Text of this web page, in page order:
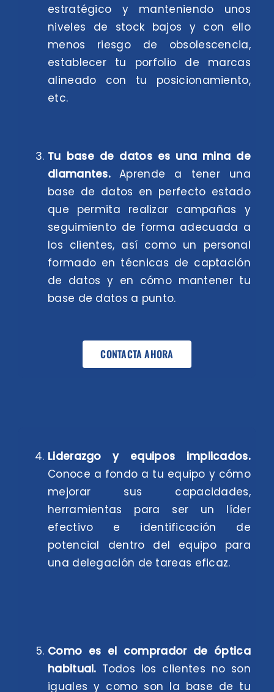
estratégico y manteniendo unos
niveles de stock bajos y con ello
menos riesgo de obsolescencia,
establecer tu porfolio de marcas
alineado con tu posicionamiento,
etc.
Tu base de datos es una mina de
diamantes.Aprende a tener una
base de datos en perfecto estado
que permita realizar campañas y
seguimiento de forma adecuada a
los clientes, así como un personal
formado en técnicas de captación
de datos y en cómo mantener tu
base de datos a punto.
CONTACTA AHORA
Liderazgo y equipos implicados.
Conoce a fondo a tu equipo y cómo
mejorar sus capacidades,
herramientas para ser un líder
efectivo e identificación de
potencial dentro del equipo para
una delegación de tareas eficaz.
Como es el comprador de óptica
habitual. Todos los clientes no son
iguales y como son la base de tu